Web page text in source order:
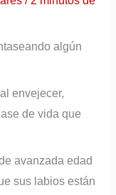
algún
envejecer,
de vida que
avanzada edad
sus labios están